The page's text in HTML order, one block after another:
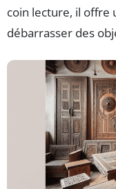
coin lecture, il offre
débarrasser des